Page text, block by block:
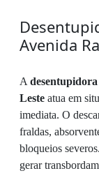
Avenida
A
Leste atua em
imediata. O
fraldas,
bloqueios
gerar